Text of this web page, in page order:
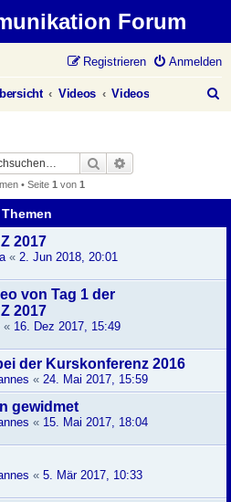
Forum
Anmelden
Registrieren
Videos Videos
e
Suche
• Seite 1 von 1
Themen
2017
« 2. Jun 2018, 20:01
von Tag 1 der
2017
« 16. Dez 2017, 15:49
der Kurskonferenz 2016
« 24. Mai 2017, 15:59
gewidmet
« 15. Mai 2017, 18:04
« 5. Mär 2017, 10:33